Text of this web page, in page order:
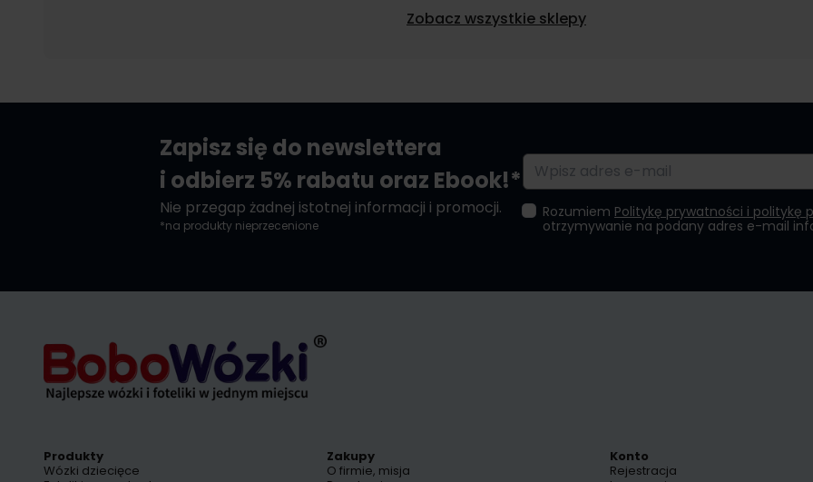
Zobacz wszystkie sklepy
Zapisz się do newslettera
i odbierz 5% rabatu oraz Ebook!*
Nie przegap żadnej istotnej informacji i promocji.
*na produkty nieprzecenione
Adres e-mail
Rozumiem Politykę prywatności i politykę
otrzymywanie na podany adres e-mail
Produkty
Wózki dziecięce
Zakupy
O firmie, misja
Konto
Rejestracja